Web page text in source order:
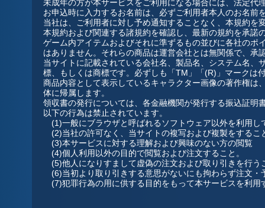
未成年の方が本サービスをご利用になる場合には、法定代
お申込時に入力するお名前は、必ずご利用者本人のお名前
当社は、ご利用者に対し予め通知することなく、本規約
本規約および関連する諸規約を確認し、最新の規約を承諾
ゲーム内アイテムおよびそれに準ずるもの並びに各社の
はありません。それらの商品は運営会社とは無関係で、承
当サイトに記載されている会社名、製品名、システム名
標、もしくは商標です。必ずしも「TM」「(R)」マークは
商品内容として表示しているキャラクター画像の著作権
体に帰属します。
領収書の発行については、各金融機関が発行する振込証明
以下の行為は禁止されています。
(1)一般にブラウザと呼ばれるソフトウェア以外を利用し
(2)当社の許可なく、当サイトの複写および複製をするこ
(3)本サービスに対する理解および興味のない方の閲覧
(4)個人利用以外の目的で閲覧および注文すること。
(5)他人になりすまして虚偽の注文および取り引きを行う
(6)当初より取り引きする意思がないにも拘わらず注文・
(7)犯罪行為の用に供する目的をもって本サービスを利用